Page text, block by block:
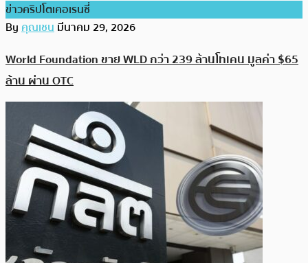
ข่าวคริปโตเคอเรนซี่
Byคุณเชนมีนาคม 29, 2026
World Foundation ขาย WLD กว่า 239 ล้านโทเคน มูลค่า $65
ล้าน ผ่าน OTC